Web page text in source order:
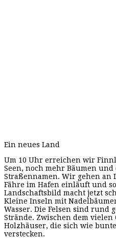
Ein neues Land
Um 10 Uhr erreichen wir
Seen, noch mehr Bäumen
Straßennamen. Wir gehen an
Fähre im Hafen einläuft und
Landschaftsbild macht jetzt
Kleine Inseln mit
Wasser. Die Felsen sind rund
Strände. Zwischen dem
Holzhäuser, die sich wie
verstecken.